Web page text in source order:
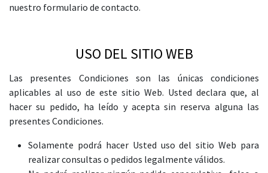
nuestro formulario de contacto.
USO DEL SITIO WEB
Las presentes Condiciones son las únicas condiciones
aplicables al uso de este sitio Web. Usted declara que, al
hacer su pedido, ha leído y acepta sin reserva alguna las
presentes Condiciones.
Solamente podrá hacer Usted uso del sitio Web para
realizar consultas o pedidos legalmente válidos.